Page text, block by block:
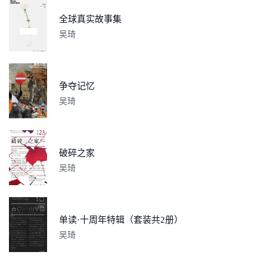
全球真实故事集
吴琦
争夺记忆
吴琦
破碎之家
吴琦
单读·十周年特辑（套装共2册）
吴琦